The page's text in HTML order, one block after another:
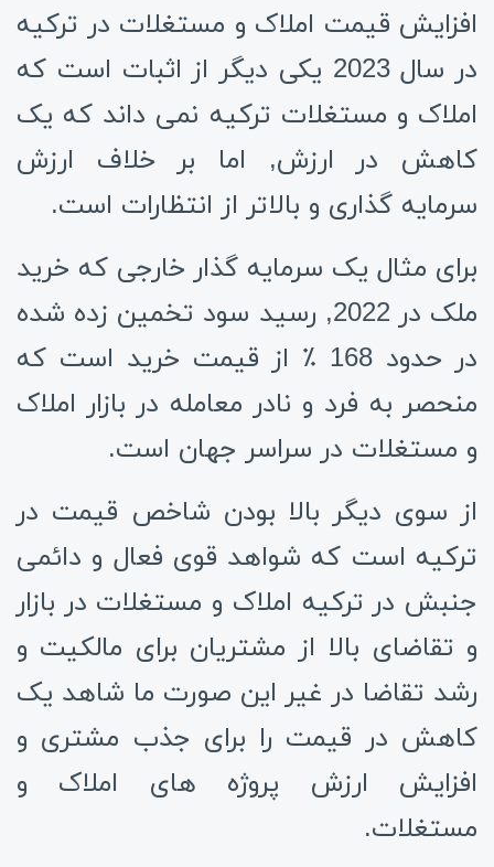
افزایش قیمت املاک و مستغلات در ترکیه
در سال 2023 یکی دیگر از اثبات است که
املاک و مستغلات ترکیه نمی داند که یک
کاهش در ارزش, اما بر خلاف ارزش
سرمایه گذاری و بالاتر از انتظارات است.
برای مثال یک سرمایه گذار خارجی که خرید
ملک در 2022, رسید سود تخمین زده شده
در حدود 168 ٪ از قیمت خرید است که
منحصر به فرد و نادر معامله در بازار املاک
و مستغلات در سراسر جهان است.
از سوی دیگر بالا بودن شاخص قیمت در
ترکیه است که شواهد قوی فعال و دائمی
جنبش در ترکیه املاک و مستغلات در بازار
و تقاضای بالا از مشتریان برای مالکیت و
رشد تقاضا در غیر این صورت ما شاهد یک
کاهش در قیمت را برای جذب مشتری و
افزایش ارزش پروژه های املاک و
مستغلات.